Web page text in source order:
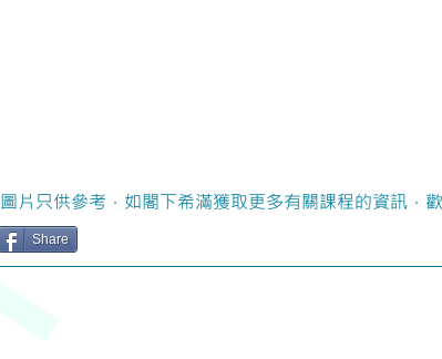
圖片只供參考，如閣下希滿獲取更多有關課程的資訊，
Share